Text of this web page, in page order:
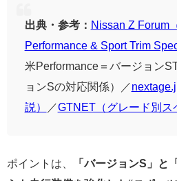
出典・参考： Nissan Z Forum
Performance & Sport Trim
米Performance＝バージョン
ョンSの対応関係）／
説）
／GTNET（グレード別ス
ポイントは、
「バージョンS」と